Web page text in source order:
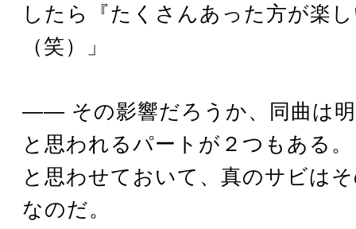
したら『たくさんあった方が楽
（笑）」
―― その影響だろうか、同曲は
と思われるパートが２つもある
と思わせておいて、真のサビは
なのだ。